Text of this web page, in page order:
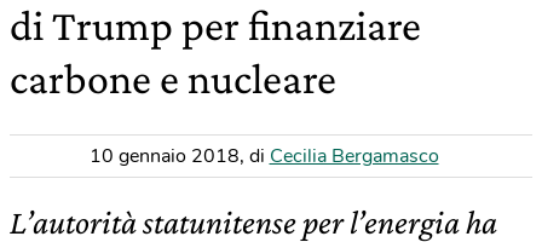
di Trump per finanziare
carbone e nucleare
10 gennaio 2018, di Cecilia Bergamasco
L’autorità statunitense per l’energia ha